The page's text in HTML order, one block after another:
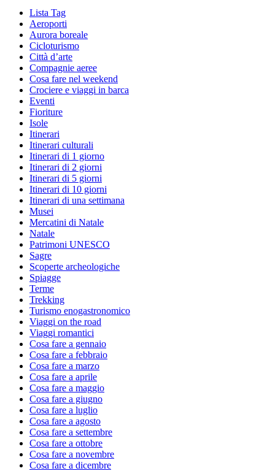
Lista Tag
Aeroporti
Aurora boreale
Cicloturismo
Città d’arte
Compagnie aeree
Cosa fare nel weekend
Crociere e viaggi in barca
Eventi
Fioriture
Isole
Itinerari
Itinerari culturali
Itinerari di 1 giorno
Itinerari di 2 giorni
Itinerari di 5 giorni
Itinerari di 10 giorni
Itinerari di una settimana
Musei
Mercatini di Natale
Natale
Patrimoni UNESCO
Sagre
Scoperte archeologiche
Spiagge
Terme
Trekking
Turismo enogastronomico
Viaggi on the road
Viaggi romantici
Cosa fare a gennaio
Cosa fare a febbraio
Cosa fare a marzo
Cosa fare a aprile
Cosa fare a maggio
Cosa fare a giugno
Cosa fare a luglio
Cosa fare a agosto
Cosa fare a settembre
Cosa fare a ottobre
Cosa fare a novembre
Cosa fare a dicembre